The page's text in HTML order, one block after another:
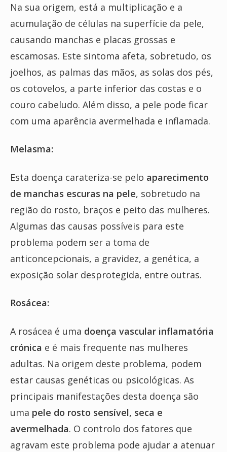
Na sua origem, está a multiplicação e a
acumulação de células na superfície da pele,
causando manchas e placas grossas e
escamosas. Este sintoma afeta, sobretudo, os
joelhos, as palmas das mãos, as solas dos pés,
os cotovelos, a parte inferior das costas e o
couro cabeludo. Além disso, a pele pode ficar
com uma aparência avermelhada e inflamada.
Melasma:
Esta doença carateriza-se pelo aparecimento
de manchas escuras na pele, sobretudo na
região do rosto, braços e peito das mulheres.
Algumas das causas possíveis para este
problema podem ser a toma de
anticoncepcionais, a gravidez, a genética, a
exposição solar desprotegida, entre outras.
Rosácea:
A rosácea é uma doença vascular inflamatória
crónica e é mais frequente nas mulheres
adultas. Na origem deste problema, podem
estar causas genéticas ou psicológicas. As
principais manifestações desta doença são
uma pele do rosto sensível, seca e
avermelhada. O controlo dos fatores que
agravam este problema pode ajudar a atenuar